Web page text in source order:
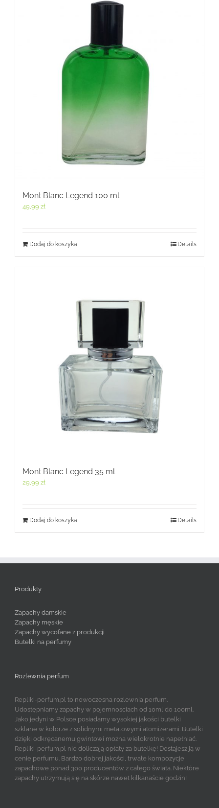
Mont Blanc Legend 100 ml
49,99 zł
Dodaj do koszyka Details
Mont Blanc Legend 35 ml
29,99 zł
Dodaj do koszyka Details
Produkty
Zapachy damskie
Zapachy męskie
Zapachy wycofane z produkcji
Butelki na perfumy
Rozlewnia perfum
Repliki-perfum.pl to nowoczesna rozlewnia perfum.
Udostępniamy zapachy w pojemnościach od 10ml do 100ml.
Jako jedyni w Polsce posiadamy wysokiej jakości butelki
szklane w kolorze z solidnymi metalowymi atomizerami. Butelki
dzięki odkręcanemu gwintowi można wielokrotnie napełniać.
Repliki-perfum.pl nie doliczają opłaty za butelkę! Dostajesz ją w
cenie perfumu. Bardzo dobrej jakości, trwałe kompozycje
zapachowe ponad 300 producentów z całego świata. Niektóre
zapachy utrzymują się na skórze nawet kilkanaście godzin!